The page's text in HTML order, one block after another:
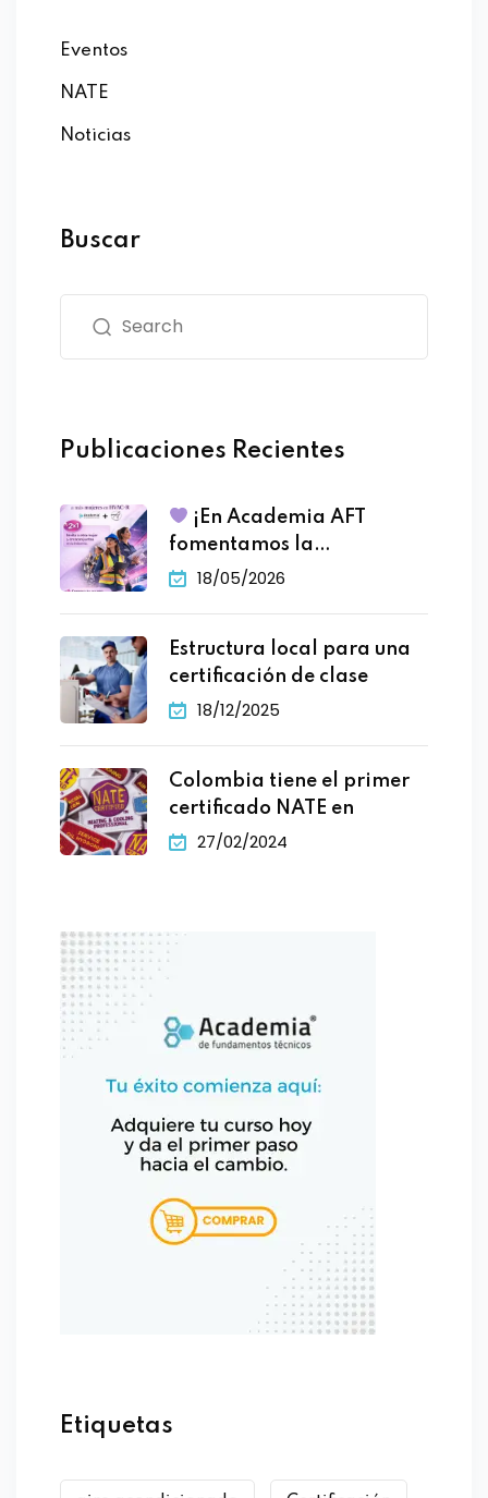
Eventos
NATE
Noticias
Buscar
Publicaciones Recientes
¡En Academia AFT
fomentamos la
participacion
18/05/2026
Estructura local para una
certificación de clase
18/12/2025
Colombia tiene el primer
certificado NATE en
27/02/2024
Etiquetas